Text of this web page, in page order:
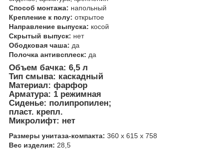
Способ монтажа: напольный
Крепление к полу: открытое
Направление выпуска: косой
Скрытый выпуск: нет
Ободковая чаша: да
Полочка антивсплеск: да
Объем бачка: 6,5 л
Тип смыва: каскадный
Материал: фарфор
Арматура: 1 режимная
Сиденье: полипропилен;
пласт. крепл.
Микролифт: нет
Размеры унитаза-компакта: 360 x 615 x 758
Вес изделия: 28,5